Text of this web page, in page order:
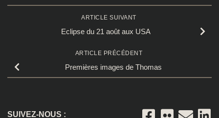
ARTICLE SUIVANT
Eclipse du 21 août aux USA
ARTICLE PRÉCÉDENT
Premières images de Thomas
SUIVEZ-NOUS :